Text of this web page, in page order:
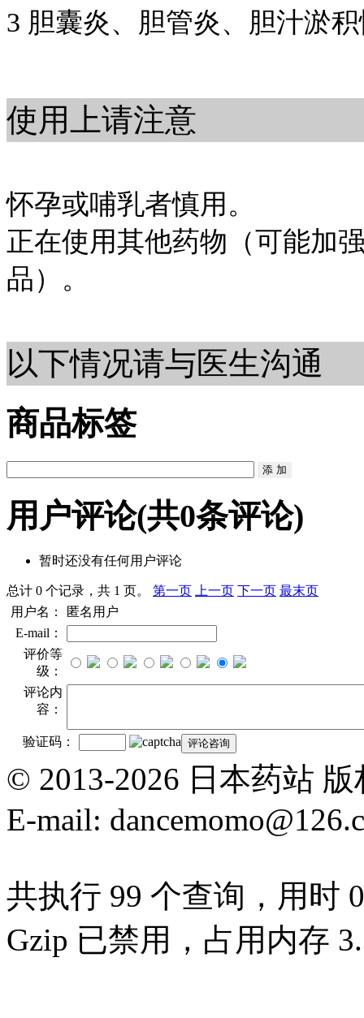
3 胆囊炎、胆管炎、胆汁淤
使用上请注意
怀孕或哺乳者慎用。
正在使用其他药物（可能加
品）。
以下情况请与医生沟通
商品标签
用户评论(共0条评论)
暂时还没有任何用户评论
总计 0 个记录，共 1 页。 第一页 上一页 下一页 最末页
用户名：
匿名用户
E-mail：
评价等
级：
评论内
容：
验证码：
© 2013-2026 日本药站
E-mail:
共执行 99 个查询，用时
Gzip 已禁用，占用内存